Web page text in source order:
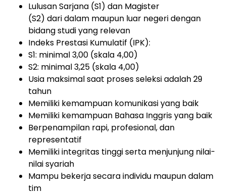
Lulusan Sarjana (S1) dan Magister
(S2) dari dalam maupun luar negeri dengan
bidang studi yang relevan
Indeks Prestasi Kumulatif (IPK):
S1: minimal 3,00 (skala 4,00)
S2: minimal 3,25 (skala 4,00)
Usia maksimal saat proses seleksi adalah 29
tahun
Memiliki kemampuan komunikasi yang baik
Memiliki kemampuan Bahasa Inggris yang baik
Berpenampilan rapi, profesional, dan
representatif
Memiliki integritas tinggi serta menjunjung nilai-
nilai syariah
Mampu bekerja secara individu maupun dalam
tim